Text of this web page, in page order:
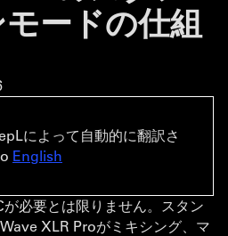
モードの仕組
によって自動的に翻訳さ
English
必要とは限りません。スタン
XLR Proがミキシング、マ